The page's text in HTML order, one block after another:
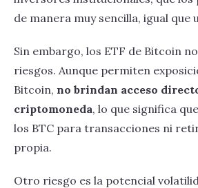
de manera muy sencilla, igual que
Sin embargo, los ETF de Bitcoin
riesgos. Aunque permiten
Bitcoin, no brindan acceso
criptomoneda, lo que significa
los BTC para transacciones ni
propia.
Otro riesgo es la potencial